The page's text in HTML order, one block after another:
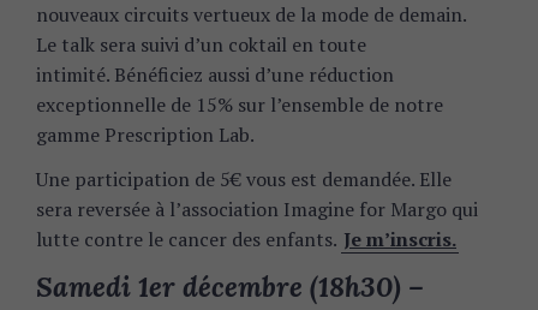
nouveaux circuits vertueux de la mode de demain.
Le talk sera suivi d’un coktail en toute
intimité. Bénéficiez aussi d’une réduction
exceptionnelle de 15% sur l’ensemble de notre
gamme Prescription Lab.
Une participation de 5€ vous est demandée. Elle
sera reversée à l’association Imagine for Margo qui
lutte contre le cancer des enfants. Je m’inscris.
Samedi 1er décembre (18h30) –